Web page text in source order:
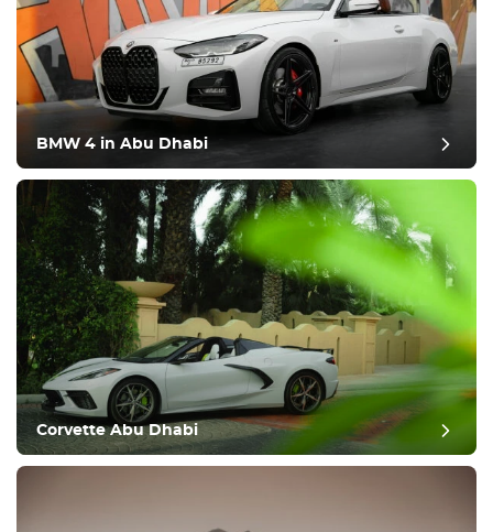
BMW 4 in Abu Dhabi
Corvette Abu Dhabi